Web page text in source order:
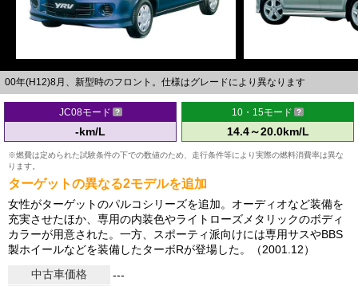
00年(H12)8月、新型時のフロント。仕様はグレードにより異なります
JC08モード
-km/L
10・15モード
14.4～20.0km/L
※燃費は定められた試験条件の下での数値のため、走行条件等により実際の燃料消費率は異な
ります。
ターゲットの異なる2モデルを追加
女性がターゲットのパルコシリーズを追加。オーディオなど装備を
充実させたほか、専用の内装色やライトローズメタリックのボディ
カラーが用意された。一方、スポーティ派向けには専用サスやBBS
製ホイールなどを装備したターボRが登場した。（2001.12）
中古車価格
---